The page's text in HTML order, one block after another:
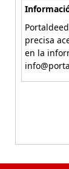
precisa
en la